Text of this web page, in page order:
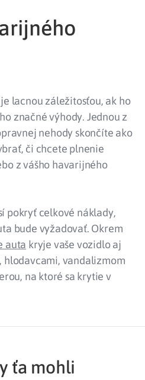
lacnou záležitosťou, ak ho
značné výhody. Jednou z
nehody skončíte ako
či chcete plnenie
z vášho havarijného
pokryť celkové náklady,
bude vyžadovať. Okrem
auta kryje vaše vozidlo aj
vandalizmom
na ktoré sa krytie v
ťa mohli